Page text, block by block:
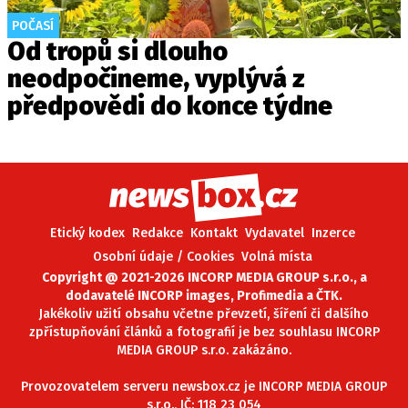
POČASÍ
Od tropů si dlouho
neodpočineme, vyplývá z
předpovědi do konce týdne
Etický kodex Redakce Kontakt Vydavatel Inzerce
Osobní údaje / Cookies Volná místa
Copyright @ 2021-2026 INCORP MEDIA GROUP s.r.o., a
dodavatelé INCORP images, Profimedia a ČTK.
Jakékoliv užití obsahu včetne převzetí, šíření či dalšího
zpřístupňování článků a fotografií je bez souhlasu INCORP
MEDIA GROUP s.r.o. zakázáno.
Provozovatelem serveru newsbox.cz je INCORP MEDIA GROUP